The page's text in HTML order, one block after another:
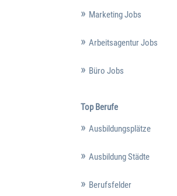
Marketing Jobs
Arbeitsagentur Jobs
Büro Jobs
Top Berufe
Ausbildungsplätze
Ausbildung Städte
Berufsfelder